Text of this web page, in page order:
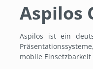
Aspilos
Aspilos ist ein
mobile